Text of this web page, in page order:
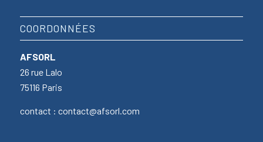
COORDONNÉES
AFSORL
26 rue Lalo
75116 Paris
contact : contact@afsorl.com